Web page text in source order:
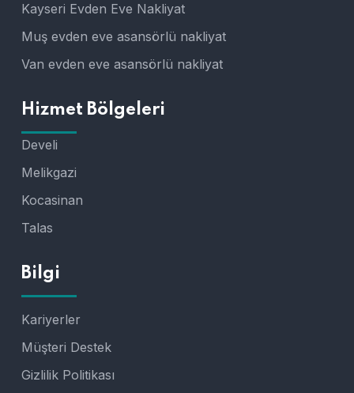
Kayseri Evden Eve Nakliyat
Muş evden eve asansörlü nakliyat
Van evden eve asansörlü nakliyat
Hizmet Bölgeleri
Develi
Melikgazi
Kocasinan
Talas
Bilgi
Kariyerler
Müşteri Destek
Gizlilik Politikası